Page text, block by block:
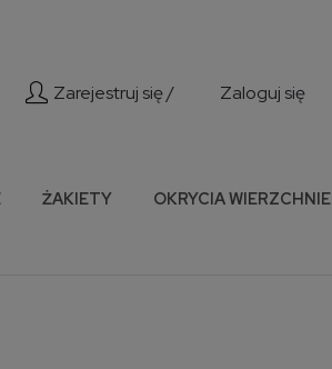
Zarejestruj się / Zaloguj się
ŻAKIETY OKRYCIA WIERZCHNIE